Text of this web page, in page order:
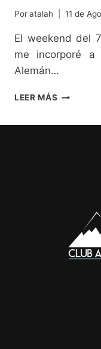
Poratalah 11 de
El weekend del
me incorporé a
Alemán…
LEER MÁS EN